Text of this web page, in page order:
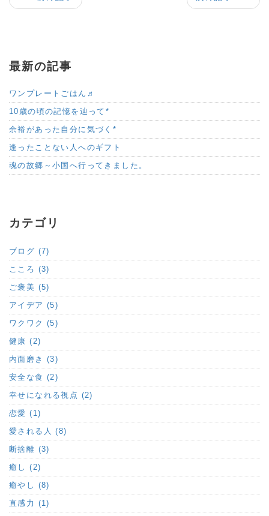
最新の記事
ワンプレートごはん♬
10歳の頃の記憶を辿って*
余裕があった自分に気づく*
逢ったことない人へのギフト
魂の故郷～小国へ行ってきました。
カテゴリ
ブログ (7)
こころ (3)
ご褒美 (5)
アイデア (5)
ワクワク (5)
健康 (2)
内面磨き (3)
安全な食 (2)
幸せになれる視点 (2)
恋愛 (1)
愛される人 (8)
断捨離 (3)
癒し (2)
癒やし (8)
直感力 (1)